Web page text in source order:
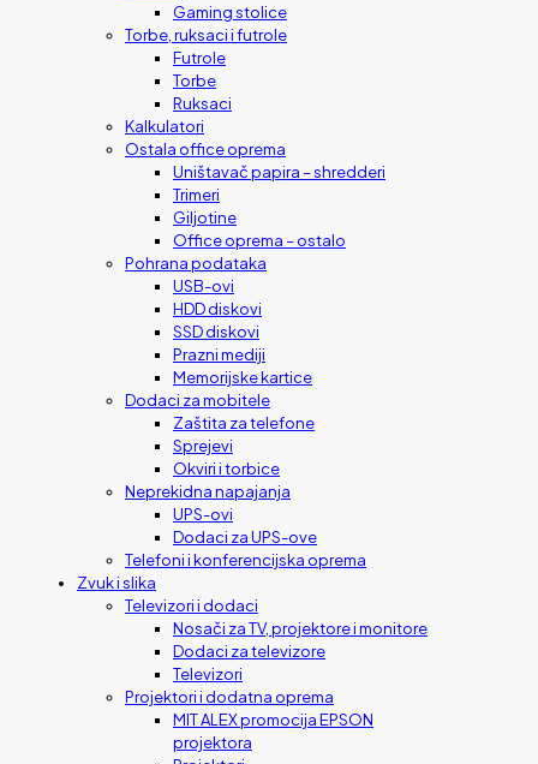
Gaming stolice
Torbe, ruksaci i futrole
Futrole
Torbe
Ruksaci
Kalkulatori
Ostala office oprema
Uništavač papira – shredderi
Trimeri
Giljotine
Office oprema – ostalo
Pohrana podataka
USB-ovi
HDD diskovi
SSD diskovi
Prazni mediji
Memorijske kartice
Dodaci za mobitele
Zaštita za telefone
Sprejevi
Okviri i torbice
Neprekidna napajanja
UPS-ovi
Dodaci za UPS-ove
Telefoni i konferencijska oprema
Zvuk i slika
Televizori i dodaci
Nosači za TV, projektore i monitore
Dodaci za televizore
Televizori
Projektori i dodatna oprema
MIT ALEX promocija EPSON
projektora